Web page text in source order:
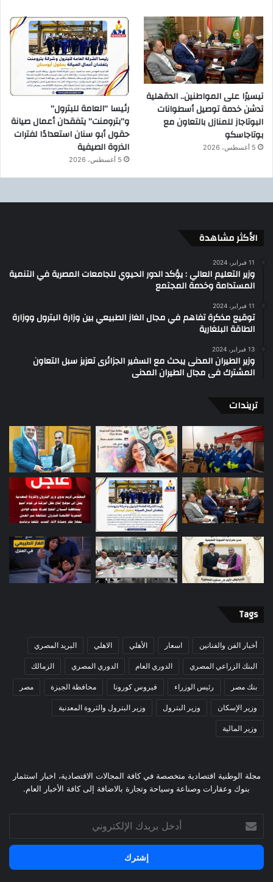
تيسيرًا على المواطنين.. الدقهلية
تدشن خدمة توصيل أسطوانات
البوتاجاز للمنازل بالتعاون مع
بوتاجاسكو
5 أغسطس، 2026
رئيسا “العامة للبترول”
و”بترومنت” يتفقدان أعمال صيانة
حقول أبو سنان استعدادًا لفترات
الذروة الصيفية
5 أغسطس، 2026
الأكثر مشاهدة
11 فبراير، 2024
وزير التعليم العالي : يؤكد الدور الحيوي للجامعات المصرية في التنمية
المستدامة وخدمة المجتمع
11 فبراير، 2024
توقيع مذكرة تفاهم في مجال الغاز الطبيعي بين وزارة البترول ووزارة
الطاقة البلغارية
13 فبراير، 2024
وزير الطيران المدنى يبحث مع السفير الجزائرى تعزيز سبل التعاون
المشترك فى مجال الطيران المدنى
تريندات
Tags
أخبار الفن والفنانين اسعار الأهلي الاهلي البريد المصري
البنك الزراعي المصري الدوري العام الدوري المصري الزمالك
بنك مصر رئيس الوزراء فيروس كورونا محافظة الجيزة مصر
وزير الإسكان وزير البترول وزير البترول والثروة المعدنية
وزير المالية
مجلة الوطنية اقتصادية متخصصة في كافة المجالات الاقتصادية، اخبار استثمار
بنوك وعقارات وصناعة وسياحة وتجارة بالاضافة إلى كافة الأخبار العام.
بريدك
الإلكتروني